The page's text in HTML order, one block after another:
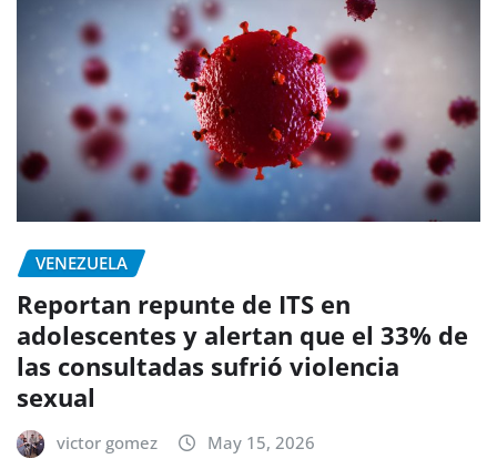
VENEZUELA
Reportan repunte de ITS en
adolescentes y alertan que el 33% de
las consultadas sufrió violencia
sexual
victor gomez May 15, 2026